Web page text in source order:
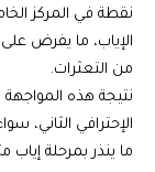
نقطة في المركز
الإياب، ما يفرض على
من التعثرات.
نتيجة هذه
الإحترافي الثاني،
ما ينذر بمرحلة إياب